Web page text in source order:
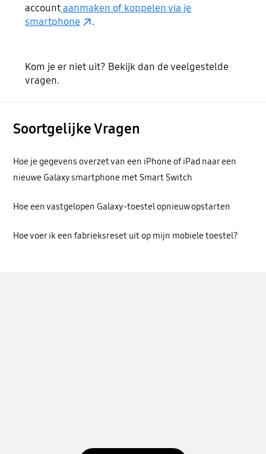
accountaanmaken of koppelen via je
smartphone
.
Kom je er niet uit? Bekijk dan de veelgestelde
vragen.
Soortgelijke Vragen
Hoe je gegevens overzet van een iPhone of iPad naar een
nieuwe Galaxy smartphone met Smart Switch
Hoe een vastgelopen Galaxy-toestel opnieuw opstarten
Hoe voer ik een fabrieksreset uit op mijn mobiele toestel?